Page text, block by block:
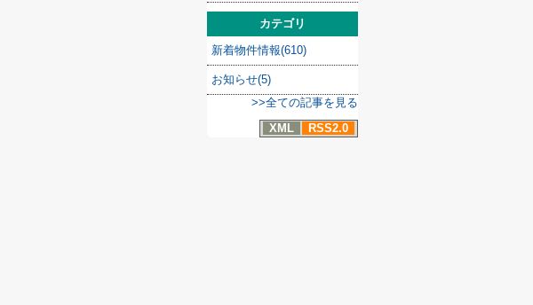
カテゴリ
新着物件情報(610)
お知らせ(5)
>>全ての記事を見る
XML
RSS2.0